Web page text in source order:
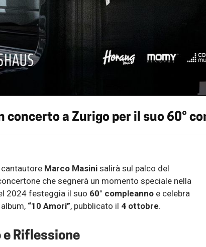
concerto a Zurigo per il suo 60°
Marco Masinisalirà sul palco del
che segnerà un momento speciale nella
2024 festeggia il suo 60° compleannoe celebra
“10 Amori”, pubblicato il 4 ottobre.
e Riflessione